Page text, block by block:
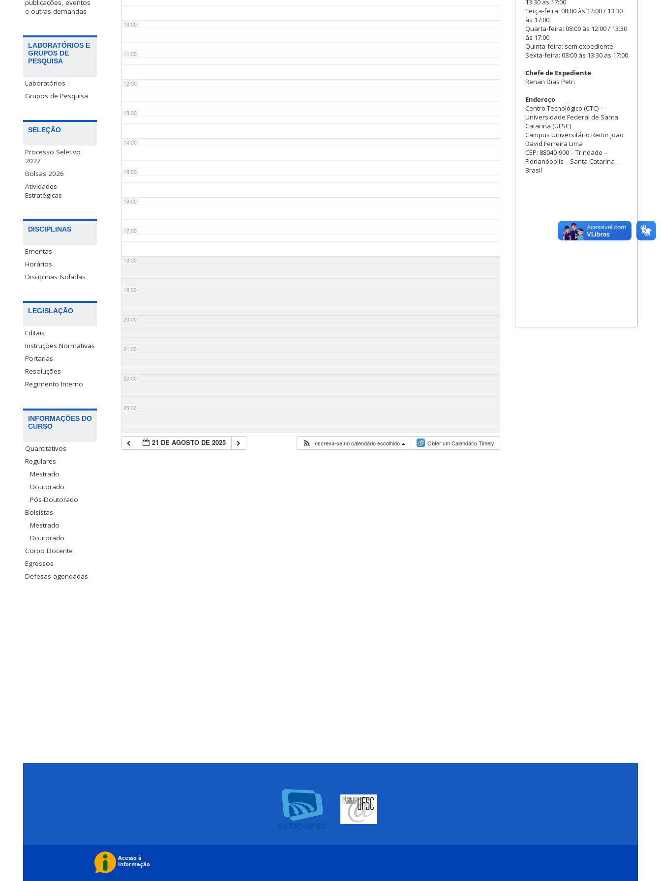
publicações, eventos
e outras demandas
LABORATÓRIOS E
GRUPOS DE
PESQUISA
Laboratórios
Grupos de Pesquisa
SELEÇÃO
Processo Seletivo
2027
Bolsas 2026
Atividades
Estratégicas
DISCIPLINAS
Ementas
Horários
Disciplinas Isoladas
LEGISLAÇÃO
Editais
Instruções Normativas
Portarias
Resoluções
Regimento Interno
INFORMAÇÕES DO
CURSO
Quantitativos
Regulares
Mestrado
Doutorado
Pós-Doutorado
Bolsistas
Mestrado
Doutorado
Corpo Docente
Egressos
Defesas agendadas
10:00
11:00
12:00
13:00
14:00
15:00
16:00
17:00
18:00
19:00
20:00
21:00
22:00
23:00
21 DE AGOSTO DE 2025 Inscreva-se no calendário escolhido Obter um Calendário Timely
13:30 às 17:00
Terça-feira: 08:00 às 12:00 / 13:30
às 17:00
Quarta-feira: 08:00 às 12:00 / 13:30
às 17:00
Quinta-feira: sem expediente
Sexta-feira: 08:00 às 13:30 as 17:00
Chefe de Expediente
Renan Dias Petri
Endereço
Centro Tecnológico (CTC) –
Universidade Federal de Santa
Catarina (UFSC)
Campus Universitário Reitor João
David Ferreira Lima
CEP: 88040-900 – Trindade –
Florianópolis – Santa Catarina –
Brasil